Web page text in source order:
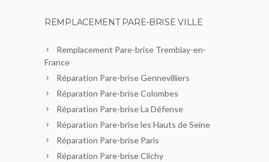
REMPLACEMENT PARE-BRISE VILLE
Remplacement Pare-brise Tremblay-en-
France
Réparation Pare-brise Gennevilliers
Réparation Pare-brise Colombes
Réparation Pare-brise La Défense
Réparation Pare-brise les Hauts de Seine
Réparation Pare-brise Paris
Réparation Pare-brise Clichy